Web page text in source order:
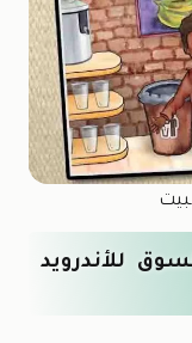
للأندرويد